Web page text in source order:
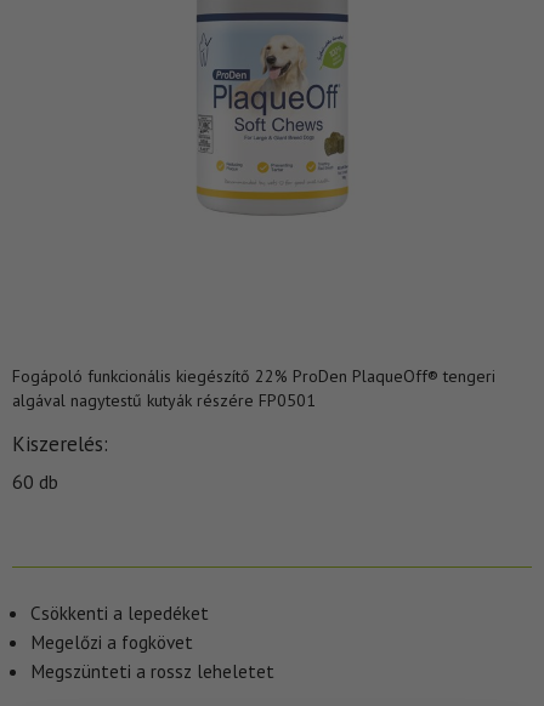
Fogápoló funkcionális kiegészítő 22% ProDen PlaqueOff® tengeri
algával nagytestű kutyák részére FP0501
Kiszerelés
60 db
Csökkenti a lepedéket
Megelőzi a fogkövet
Megszünteti a rossz leheletet